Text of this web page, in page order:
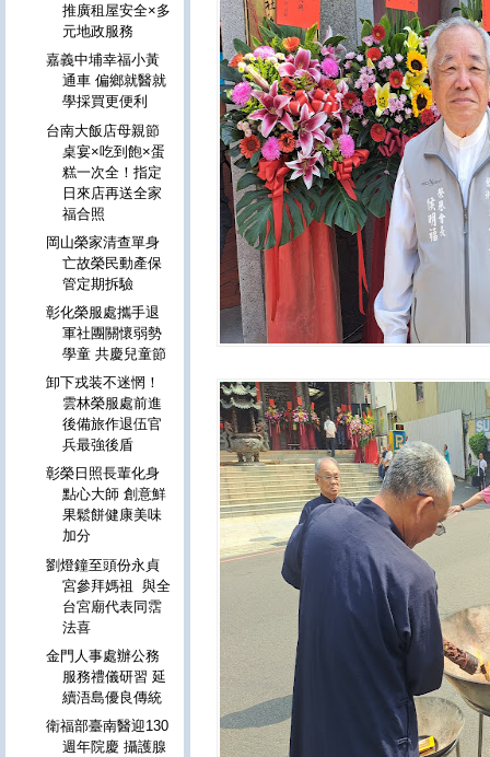
推廣租屋安全×多
元地政服務
嘉義中埔幸福小黃
通車 偏鄉就醫就
學採買更便利
台南大飯店母親節
桌宴×吃到飽×蛋
糕一次全！指定
日來店再送全家
福合照
岡山榮家清查單身
亡故榮民動產保
管定期拆驗
彰化榮服處攜手退
軍社團關懷弱勢
學童 共慶兒童節
卸下戎装不迷惘！
雲林榮服處前進
後備旅作退伍官
兵最強後盾
彰榮日照長輩化身
點心大師 創意鮮
果鬆餅健康美味
加分
劉燈鐘至頭份永貞
宮參拜媽祖 與全
台宮廟代表同霑
法喜
金門人事處辦公務
服務禮儀研習 延
續浯島優良傳統
衛福部臺南醫迎130
週年院慶 攝護腺